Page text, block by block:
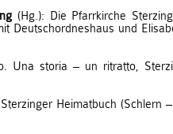
(Hg.): Die Pfarrkirche
Deutschordneshaus und
Una storia – un ritratto,
Heimatbuch (Schlern